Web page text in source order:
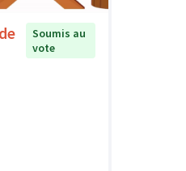
Soumis au
vote